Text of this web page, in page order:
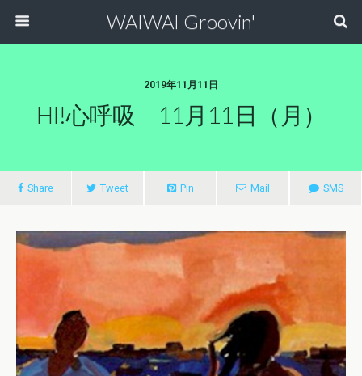
WAIWAI Groovin'
2019年11月11日
HI!心呼吸 11月11日（月）
Share Tweet Pin Mail SMS